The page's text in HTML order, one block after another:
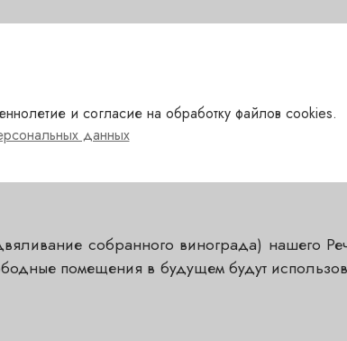
торжественность. Холмистый терруар,
делает белые вина) придает ему
Я всегда хотел создать амароне, который
собранного винограда) нашего
помещения в будущем будут
и согласие на обработку файлов cookies.
данных